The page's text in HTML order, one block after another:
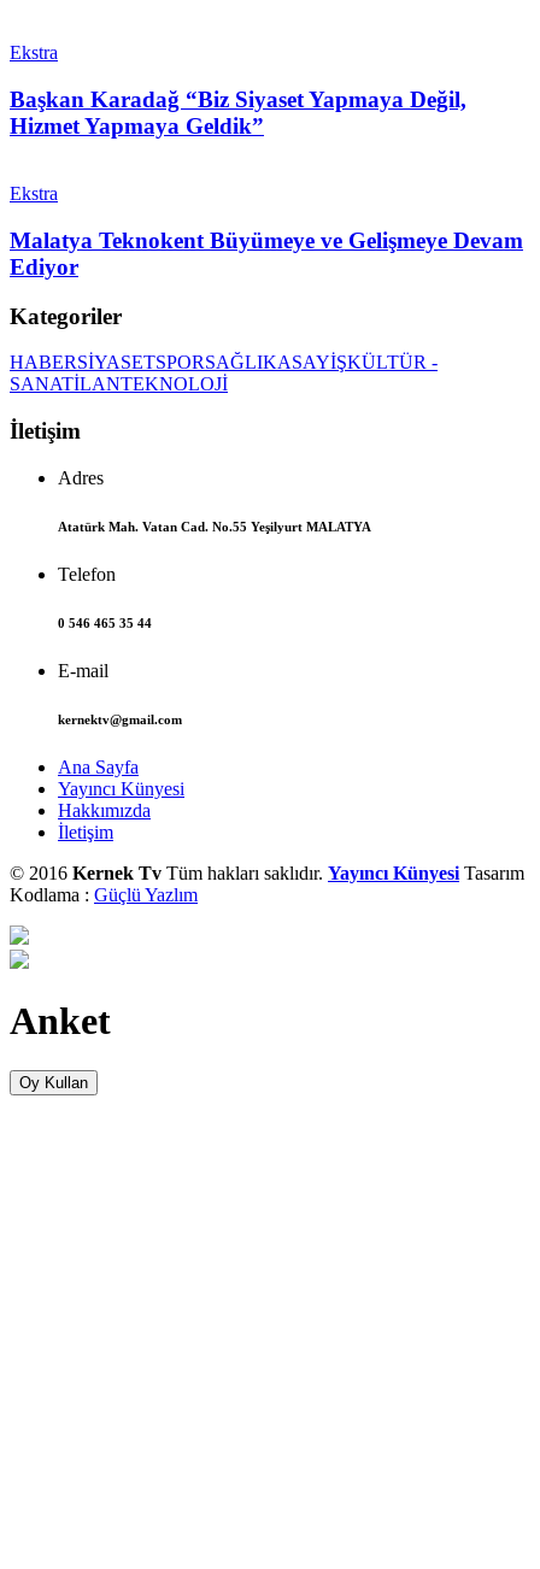
Ekstra
Başkan Karadağ “Biz Siyaset Yapmaya Değil,
Hizmet Yapmaya Geldik”
Ekstra
Malatya Teknokent Büyümeye ve Gelişmeye Devam
Ediyor
Kategoriler
HABERSİYASETSPORSAĞLIKASAYİŞKÜLTÜR -
SANATİLANTEKNOLOJİ
İletişim
Adres
Atatürk Mah. Vatan Cad. No.55 Yeşilyurt MALATYA
Telefon
0 546 465 35 44
E-mail
kernektv@gmail.com
Ana Sayfa
Yayıncı Künyesi
Hakkımızda
İletişim
© 2016 Kernek Tv Tüm hakları saklıdır. Yayıncı Künyesi Tasarım
Kodlama : Güçlü Yazlım
Anket